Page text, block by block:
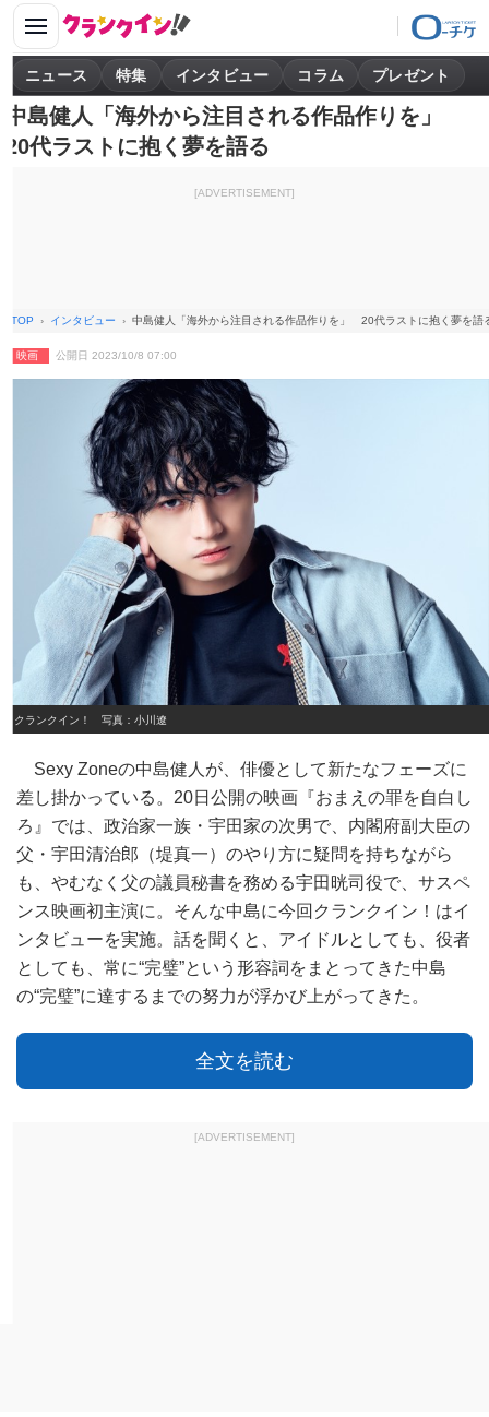
ニュース 特集 インタビュー コラム プレゼント
中島健人「海外から注目される作品作りを」
20代ラストに抱く夢を語る
[ADVERTISEMENT]
TOP インタビュー 中島健人「海外から注目される作品作りを」 20代ラストに抱く夢を語
映画 公開日 2023/10/8 07:00
クランクイン！ 写真：小川遼
Sexy Zoneの中島健人が、俳優として新たなフェーズに
差し掛かっている。20日公開の映画『おまえの罪を自白し
ろ』では、政治家一族・宇田家の次男で、内閣府副大臣の
父・宇田清治郎（堤真一）のやり方に疑問を持ちながら
も、やむなく父の議員秘書を務める宇田晄司役で、サスペ
ンス映画初主演に。そんな中島に今回クランクイン！はイ
ンタビューを実施。話を聞くと、アイドルとしても、役者
としても、常に“完璧”という形容詞をまとってきた中島
の“完璧”に達するまでの努力が浮かび上がってきた。
全文を読む
[ADVERTISEMENT]